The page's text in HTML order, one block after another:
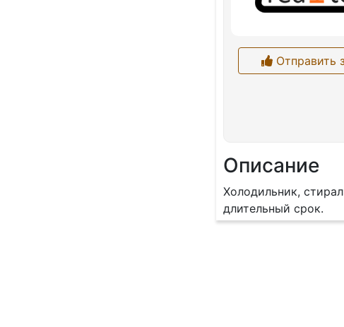
Отправить
Описание
Холодильник,
длительный срок.